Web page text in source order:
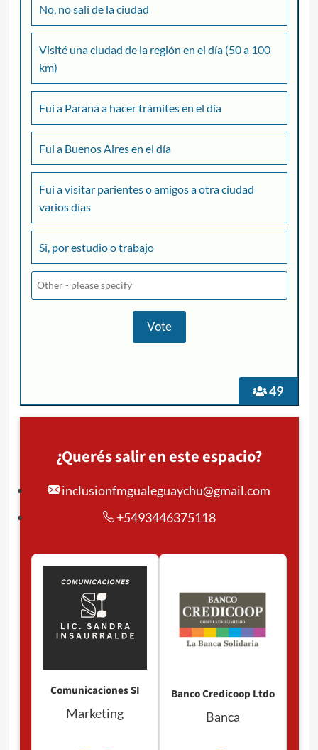
49
No, no salí de la ciudad
Visité una ciudad de la región en el día (50 a 100
km)
Fui a Paraná a hacer trámites en el día
Fui a Buenos Aires en el día
Fui a visitar parientes o amigos a otra ciudad
varios días
Si, por estudio o trabajo
¿Querés salir en este espacio?
inclusionfmgualeguaychu@gmail.com
+5493446375118
Comunicaciones SI
Marketing
Banco Credicoop Ltdo
Banca